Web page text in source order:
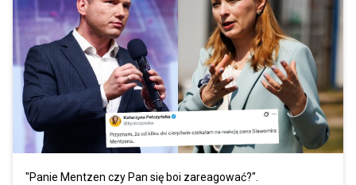
"Panie Mentzen czy Pan się boi zareagować?".